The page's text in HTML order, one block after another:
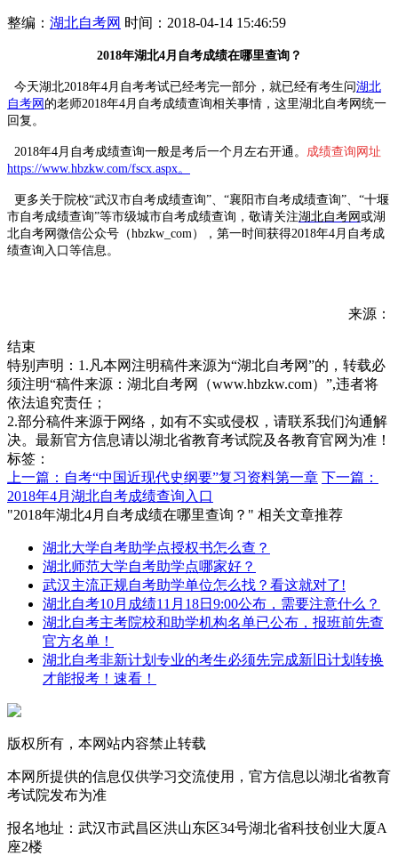
整编： 湖北自考网 时间：2018-04-14 15:46:59
2018年湖北4月自考成绩在哪里查询？
今天湖北2018年4月自考考试已经考完一部分，就已经有考生问湖北
自考网 的老师2018年4月自考成绩查询相关事情，这里湖北自考网统一
回复。
2018年4月自考成绩查询一般是考后一个月左右开通。 成绩查询网址
https://www.hbzkw.com/fscx.aspx。
更多关于院校“武汉市自考成绩查询”、“襄阳市自考成绩查询”、“十堰
市自考成绩查询”等市级城市自考成绩查询 ，敬请关注湖北自考网 或湖
北自考网 微信公众号（hbzkw_com），第一时间获得2018年4月自考成
绩查询入口等信息。
来源：
结束
特别声明：1.凡本网注明稿件来源为“湖北自考网”的，转载必
须注明“稿件来源：湖北自考网（www.hbzkw.com）”,违者将
依法追究责任；
2.部分稿件来源于网络，如有不实或侵权，请联系我们沟通解
决。最新官方信息请以湖北省教育考试院及各教育官网为准！
标签：
上一篇：自考“中国近现代史纲要”复习资料第一章 下一篇：
2018年4月湖北自考成绩查询入口
"2018年湖北4月自考成绩在哪里查询？" 相关文章推荐
湖北大学自考助学点授权书怎么查？
湖北师范大学自考助学点哪家好？
武汉主流正规自考助学单位怎么找？看这就对了!
湖北自考10月成绩11月18日9:00公布，需要注意什么？
湖北自考主考院校和助学机构名单已公布，报班前先查
官方名单！
湖北自考非新计划专业的考生必须先完成新旧计划转换
才能报考！速看！
版权所有，本网站内容禁止转载
本网所提供的信息仅供学习交流使用，官方信息以湖北省教育
考试院发布为准
报名地址：武汉市武昌区洪山东区34号湖北省科技创业大厦A
座2楼